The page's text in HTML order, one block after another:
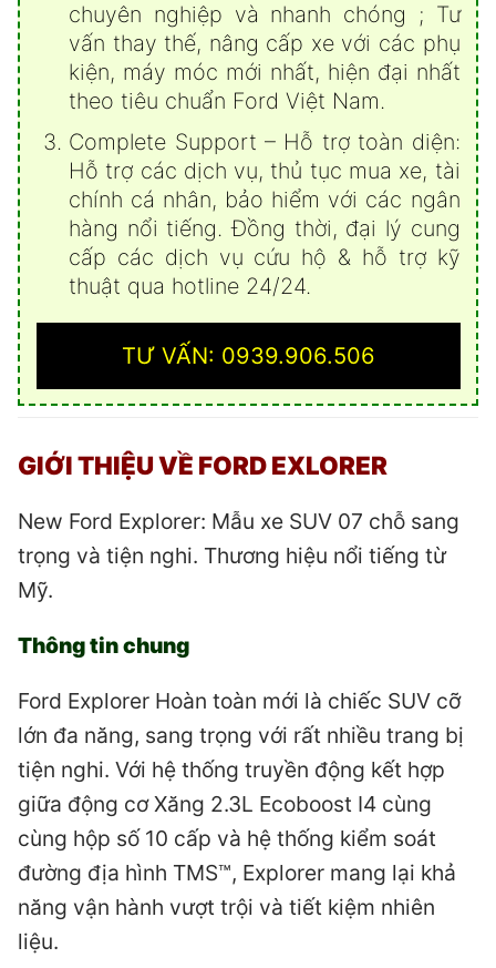
chuyên nghiệp và nhanh chóng ; Tư
vấn thay thế, nâng cấp xe với các phụ
kiện, máy móc mới nhất, hiện đại nhất
theo tiêu chuẩn Ford Việt Nam.
Complete Support – Hỗ trợ toàn diện:
Hỗ trợ các dịch vụ, thủ tục mua xe, tài
chính cá nhân, bảo hiểm với các ngân
hàng nổi tiếng. Đồng thời, đại lý cung
cấp các dịch vụ cứu hộ & hỗ trợ kỹ
thuật qua hotline 24/24.
TƯ VẤN: 0939.906.506
GIỚI THIỆU VỀ FORD EXLORER
New Ford Explorer: Mẫu xe SUV 07 chỗ sang
trọng và tiện nghi. Thương hiệu nổi tiếng từ
Mỹ.
Thông tin chung
Ford Explorer Hoàn toàn mới là chiếc SUV cỡ
lớn đa năng, sang trọng với rất nhiều trang bị
tiện nghi. Với hệ thống truyền động kết hợp
giữa động cơ Xăng 2.3L Ecoboost I4 cùng
cùng hộp số 10 cấp và hệ thống kiểm soát
đường địa hình TMS™, Explorer mang lại khả
năng vận hành vượt trội và tiết kiệm nhiên
liệu.